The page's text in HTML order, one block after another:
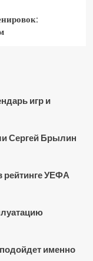
игр и
Сергей Брылин
рейтинге УЕФА
именно